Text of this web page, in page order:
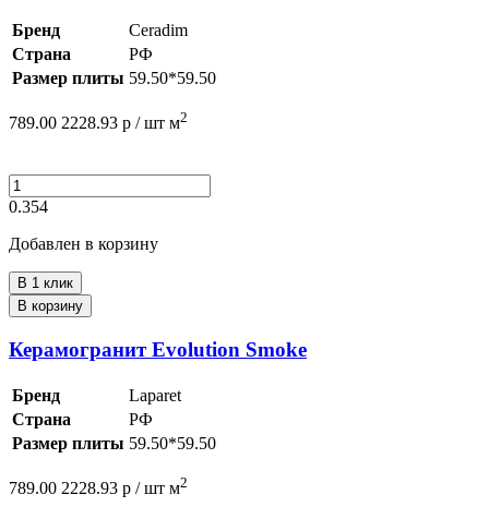
Бренд
Ceradim
Страна
РФ
Размер плиты 59.50*59.50
789.00 2228.93 р / шт м2
0.354
Добавлен в корзину
В 1 клик
В корзину
Керамогранит Evolution Smoke
Бренд
Laparet
Страна
РФ
Размер плиты 59.50*59.50
789.00 2228.93 р / шт м2